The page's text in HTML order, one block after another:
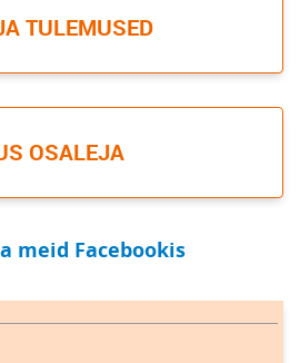
TULEMUSED
OSALEJA
meid Facebookis